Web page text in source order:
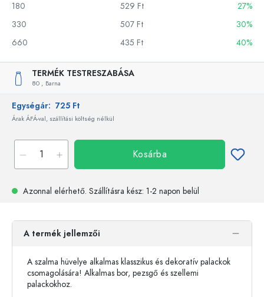
180
529 Ft
27%
330
507 Ft
30%
660
435 Ft 40%
TERMÉK TESTRESZABÁSA
80 , Barna
Egységár: 725 Ft
Árak ÁFÁ-val, szállítási költség nélkül
Kosárba
Azonnal elérhető. Szállításra kész: 1-2 napon belül
A termék jellemzői
A szalma hüvelye alkalmas klasszikus és dekoratív palackok
csomagolására! Alkalmas bor, pezsgő és szellemi
palackokhoz.